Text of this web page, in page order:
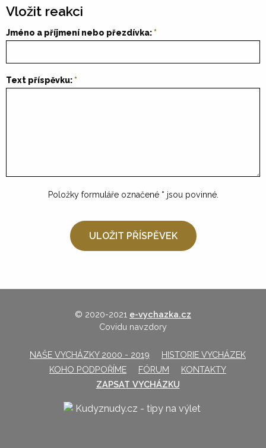
Vložit reakci
Jméno a příjmení nebo přezdívka:
Text příspěvku:
Položky formuláře označené * jsou povinné.
© 2020-2021 e-vychazka.cz
Covidu navzdory
NAŠE VYCHÁZKY 2000 - 2019
HISTORIE VYCHÁZEK
KOHO PODPOŘÍME
FÓRUM
KONTAKTY
ZAPSAT VYCHÁZKU